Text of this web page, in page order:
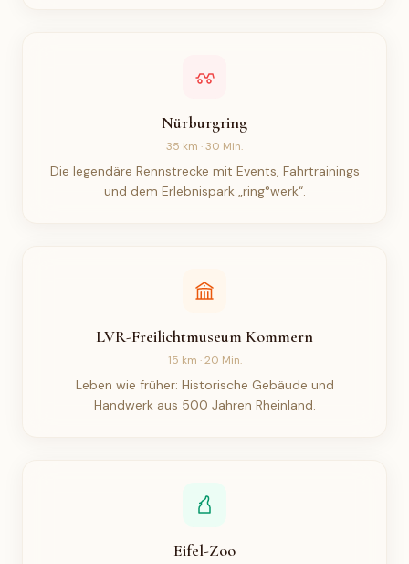
Nürburgring
35 km · 30 Min.
Die legendäre Rennstrecke mit Events, Fahrtrainings
und dem Erlebnispark „ring°werk“.
LVR-Freilichtmuseum Kommern
15 km · 20 Min.
Leben wie früher: Historische Gebäude und
Handwerk aus 500 Jahren Rheinland.
Eifel-Zoo